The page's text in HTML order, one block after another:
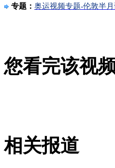
专题： 奥运视频专题-伦敦半月
您看完该视
相关报道